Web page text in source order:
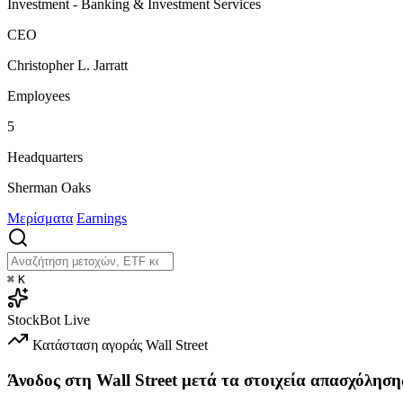
Investment - Banking & Investment Services
CEO
Christopher L. Jarratt
Employees
5
Headquarters
Sherman Oaks
Μερίσματα Earnings
⌘ K
StockBot Live
Κατάσταση αγοράς Wall Street
Άνοδος στη Wall Street μετά τα στοιχεία